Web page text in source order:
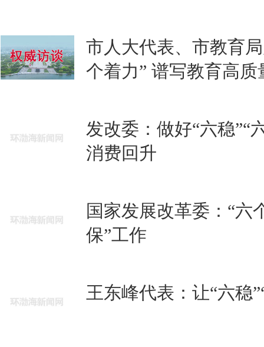
市人大代表、市教育
个着力” 谱写教育高
发改委：做好“六稳”“
消费回升
国家发展改革委：“六
保”工作
王东峰代表：让“六稳